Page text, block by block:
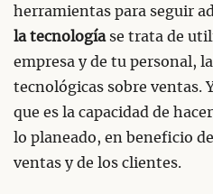
herramientas para seguir
la tecnologíase trata de
empresa y de tu personal,
tecnológicas sobre ventas.
que es la capacidad de
lo planeado, en beneficio
ventas y de los clientes.